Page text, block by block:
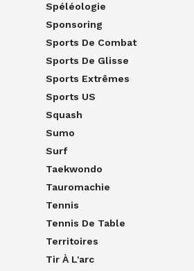
Spéléologie
Sponsoring
Sports De Combat
Sports De Glisse
Sports Extrêmes
Sports US
Squash
Sumo
Surf
Taekwondo
Tauromachie
Tennis
Tennis De Table
Territoires
Tir À L'arc